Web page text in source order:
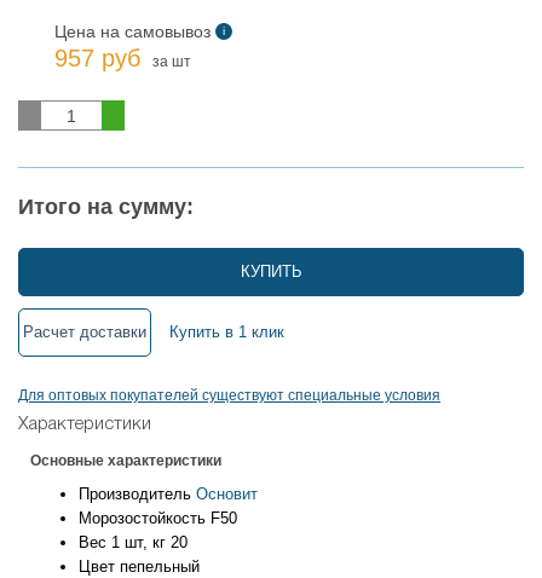
Цена на самовывоз i
957 руб за шт
Итого на сумму:
КУПИТЬ
Расчет доставки Купить в 1 клик
Для оптовых покупателей существуют специальные условия
Характеристики
Основные характеристики
Производитель Основит
Морозостойкость F50
Вес 1 шт, кг 20
Цвет пепельный